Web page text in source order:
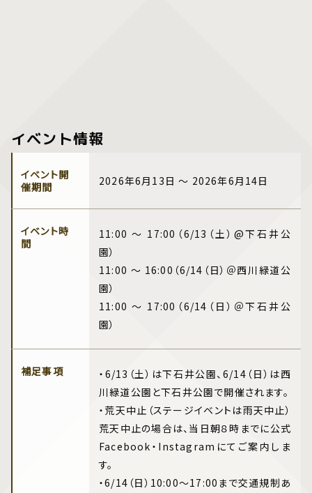
イベント情報
イベント開
催期間
2026年6月13日 ～ 2026年6月14日
イベント時
間
11:00 ～ 17:00（6/13（土）@下石井公
園）
11:00 ～ 16:00（6/14（日）＠西川緑道公
園）
11:00 ～ 17:00（6/14（日）＠下石井公
園）
補足事項
・6/13（土）は下石井公園、6/14（日）は西
川緑道公園と下石井公園で開催されます。
・荒天中止（ステージイベントは雨天中止）
荒天中止の場合は、当日朝８時までに公式
Facebook・Instagramにてご案内しま
す。
・6/14（日）10:00〜17:00まで交通規制あ